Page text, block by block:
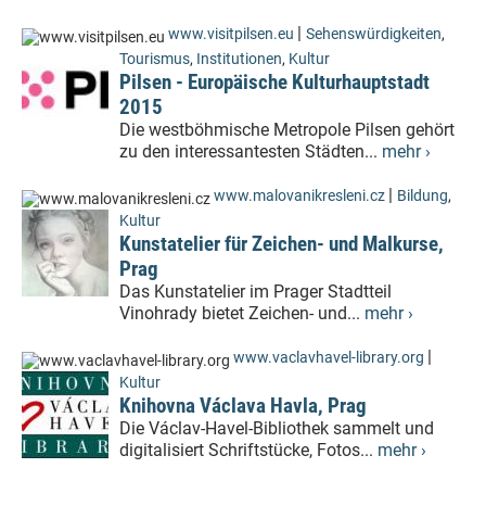
www.visitpilsen.eu | Sehenswürdigkeiten,
Tourismus, Institutionen, Kultur
Pilsen - Europäische Kulturhauptstadt
2015
Die westböhmische Metropole Pilsen gehört
zu den interessantesten Städten... mehr ›
www.malovanikresleni.cz | Bildung,
Kultur
Kunstatelier für Zeichen- und Malkurse,
Prag
Das Kunstatelier im Prager Stadtteil
Vinohrady bietet Zeichen- und... mehr ›
www.vaclavhavel-library.org |
Kultur
Knihovna Václava Havla, Prag
Die Václav-Havel-Bibliothek sammelt und
digitalisiert Schriftstücke, Fotos... mehr ›